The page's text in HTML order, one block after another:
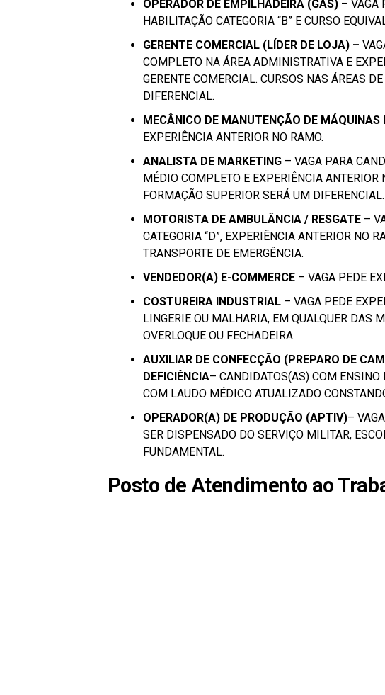
OPERADOR DE EMPILHADEIRA (GÁS) – VAGA
HABILITAÇÃO CATEGORIA “B” E CURSO
GERENTE COMERCIAL (LÍDER DE LOJA) –
COMPLETO NA ÁREA ADMINISTRATIVA E
GERENTE COMERCIAL. CURSOS NAS ÁREAS
DIFERENCIAL.
MECÂNICO DE MANUTENÇÃO DE MÁQUINAS
EXPERIÊNCIA ANTERIOR NO RAMO.
ANALISTA DE MARKETING – VAGA PARA
MÉDIO COMPLETO E EXPERIÊNCIA ANTERIOR
FORMAÇÃO SUPERIOR SERÁ UM DIFERENCIAL.
MOTORISTA DE AMBULÂNCIA / RESGATE –
CATEGORIA “D”, EXPERIÊNCIA ANTERIOR NO
TRANSPORTE DE EMERGÊNCIA.
VENDEDOR(A) E-COMMERCE – VAGA PEDE
COSTUREIRA INDUSTRIAL – VAGA PEDE
LINGERIE OU MALHARIA, EM QUALQUER DAS
OVERLOQUE OU FECHADEIRA.
AUXILIAR DE CONFECÇÃO (PREPARO DE
DEFICIÊNCIA– CANDIDATOS(AS) COM ENSINO
COM LAUDO MÉDICO ATUALIZADO
OPERADOR(A) DE PRODUÇÃO (APTIV)–
SER DISPENSADO DO SERVIÇO MILITAR,
FUNDAMENTAL.
Posto de Atendimento ao